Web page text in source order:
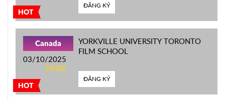
HOT
ĐĂNG KÝ
HOT
Canada
03/10/2025
10h00
YORKVILLE UNIVERSITY TORONTO
FILM SCHOOL
ĐĂNG KÝ